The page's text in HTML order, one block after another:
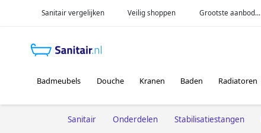
Sanitair vergelijken Veilig shoppen Grootste aanbod...
Badmeubels Douche Kranen Baden Radiatoren
Sanitair Onderdelen Stabilisatiestangen